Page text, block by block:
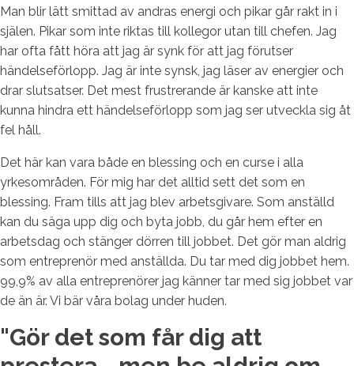
Man blir lätt smittad av andras energi och pikar går rakt in i
själen. Pikar som inte riktas till kollegor utan till chefen. Jag
har ofta fått höra att jag är synk för att jag förutser
händelseförlopp. Jag är inte synsk, jag läser av energier och
drar slutsatser. Det mest frustrerande är kanske att inte
kunna hindra ett händelseförlopp som jag ser utveckla sig åt
fel håll.
Det här kan vara både en blessing och en curse i alla
yrkesområden. För mig har det alltid sett det som en
blessing. Fram tills att jag blev arbetsgivare. Som anställd
kan du säga upp dig och byta jobb, du går hem efter en
arbetsdag och stänger dörren till jobbet. Det gör man aldrig
som entreprenör med anställda. Du tar med dig jobbet hem.
99,9% av alla entreprenörer jag känner tar med sig jobbet var
de än är. Vi bär våra bolag under huden.
"Gör det som får dig att